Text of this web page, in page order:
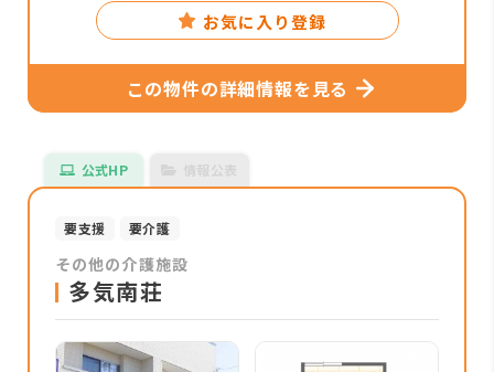
お気に入り登録
この物件の詳細情報を見る
公式HP
要支援 要介護
その他の介護施設
多気南荘